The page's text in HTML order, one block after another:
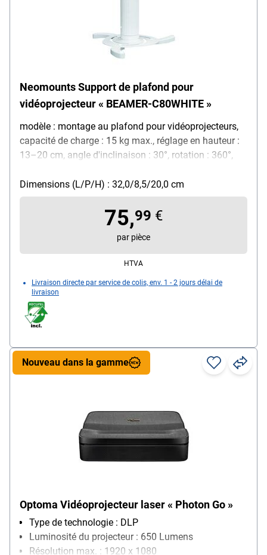
Neomounts Support de plafond pour
vidéoprojecteur « BEAMER-C80WHITE »
modèle : montage au plafond pour vidéoprojecteurs,
capacité de charge : 15 kg max., réglage en hauteur :
13–20 cm, angle d'inclinaison : 30°, rotation : 360°,
aux plafonds horizontaux et inclinés / compatibilité
universelle grâce à des bras de fixation réglables /
gestion des câbles intégrée / installation simple avec
le matériel de fixation fourni, contenu de la livraison :
1 support de plafond pour vidéoprojecteur / matériel
de fixation
Dimensions (L/P/H) : 32,0/8,5/20,0 cm
75,99 €
par pièce
HTVA
Livraison directe par service de colis, env. 1 - 2 jours délai de
livraison
Optoma Vidéoprojecteur laser « Photon Go »
Type de technologie : DLP
Luminosité du projecteur : 650 Lumens
Résolution max. : 1920 x 1080
Nouveau dans la gamme